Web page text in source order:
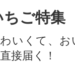
ちご特集
いくて、
接届く！